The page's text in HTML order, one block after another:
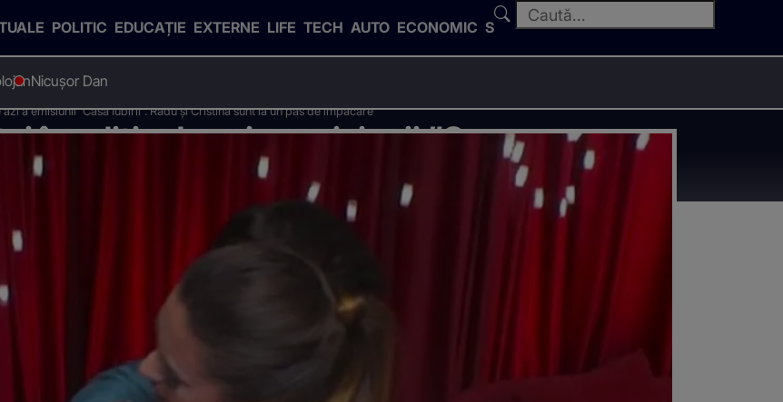
POLITIC EDUCAȚIE EXTERNE LIFE TECH AUTO ECONOMIC SPORT
Nicușor Dan
a emisiunii ”Casa Iubirii”. Radu și Cristina sunt la un pas de împăcare
în ediția de azi a emisiunii ”Casa
sunt la un pas de împăcare